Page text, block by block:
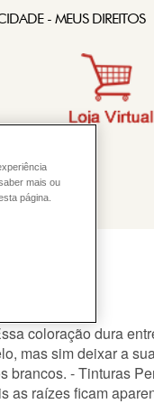
- MEUS DIREITOS
coloração dura
mas sim deixar a
brancos. - Tinturas
as raízes ficam
mais ou
página.